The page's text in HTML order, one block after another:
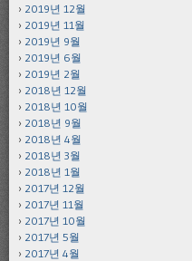
2019년 12월
2019년 11월
2019년 9월
2019년 6월
2019년 2월
2018년 12월
2018년 10월
2018년 9월
2018년 4월
2018년 3월
2018년 1월
2017년 12월
2017년 11월
2017년 10월
2017년 5월
2017년 4월